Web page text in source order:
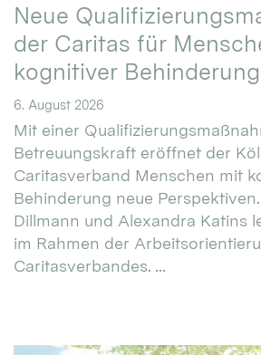
Neue
der Caritas für
kognitiver Behinderung
6. August 2026
Mit einer
Betreuungskraft eröffnet der
Caritasverband Menschen mit
Behinderung neue
Dillmann und Alexandra Katins
im Rahmen der
Caritasverbandes. ...